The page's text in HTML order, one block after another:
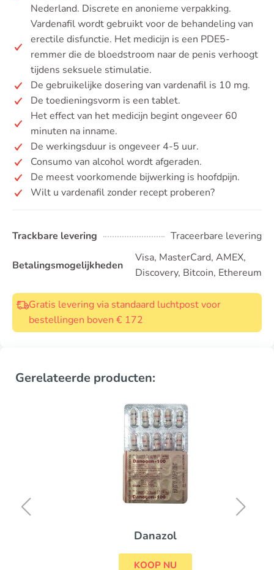
Nederland. Discrete en anonieme verpakking.
Vardenafil wordt gebruikt voor de behandeling van
erectile disfunctie. Het medicijn is een PDE5-
remmer die de bloedstroom naar de penis verhoogt
tijdens seksuele stimulatie.
De gebruikelijke dosering van vardenafil is 10 mg.
De toedieningsvorm is een tablet.
Het effect van het medicijn begint ongeveer 60
minuten na inname.
De werkingsduur is ongeveer 4-5 uur.
Consumo van alcohol wordt afgeraden.
De meest voorkomende bijwerking is hoofdpijn.
Wilt u vardenafil zonder recept proberen?
Trackbare levering Traceerbare levering
Betalingsmogelijkheden
Visa, MasterCard, AMEX,
Discovery, Bitcoin, Ethereum
Gratis levering via standaard luchtpost voor
bestellingen boven € 172
Gerelateerde producten:
Danazol
KOOP NU